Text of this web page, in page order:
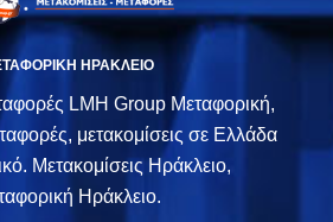
ΗΡΑΚΛΕΙΟ
LMH Group Μεταφορική,
μετακομίσεις σε Ελλάδα
Μετακομίσεις Ηράκλειο,
Ηράκλειο.